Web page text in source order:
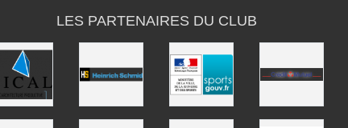
LES PARTENAIRES DU CLUB